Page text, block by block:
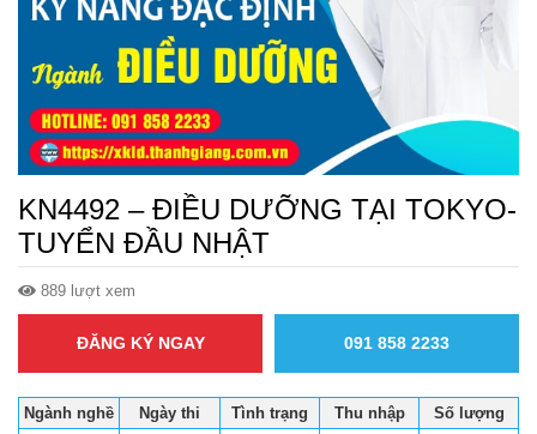
KN4492 – ĐIỀU DƯỠNG TẠI TOKYO-
TUYỂN ĐẦU NHẬT
889 lượt xem
ĐĂNG KÝ NGAY 091 858 2233
Ngành nghề Ngày thi Tình trạng Thu nhập Số lượng